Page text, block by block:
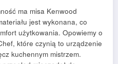
ma misa Kenwood
jest wykonana, co
użytkowania. Opowiemy o
które czynią to urządzenie
kuchennym mistrzem.